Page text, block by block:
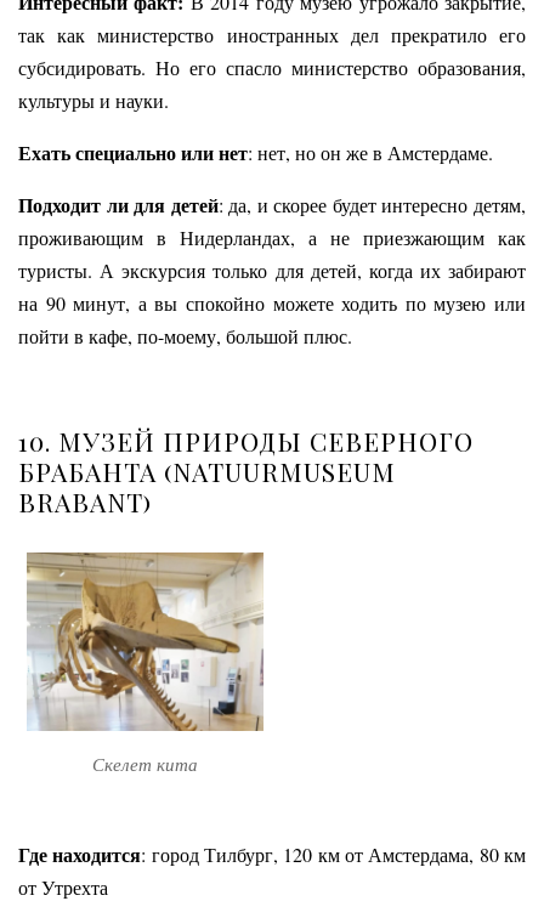
так как министерство иностранных дел прекратило его
субсидировать. Но его спасло министерство образования,
культуры и науки.
Ехать специально или нет: нет, но он же в Амстердаме.
Подходит ли для детей: да, и скорее будет интересно детям,
проживающим в Нидерландах, а не приезжающим как
туристы. А экскурсия только для детей, когда их забирают
на 90 минут, а вы спокойно можете ходить по музею или
пойти в кафе, по-моему, большой плюс.
10. МУЗЕЙ ПРИРОДЫ СЕВЕРНОГО
БРАБАНТА (NATUURMUSEUM
BRABANT)
Скелет кита
Где находится: город Тилбург, 120 км от Амстердама, 80 км
от Утрехта